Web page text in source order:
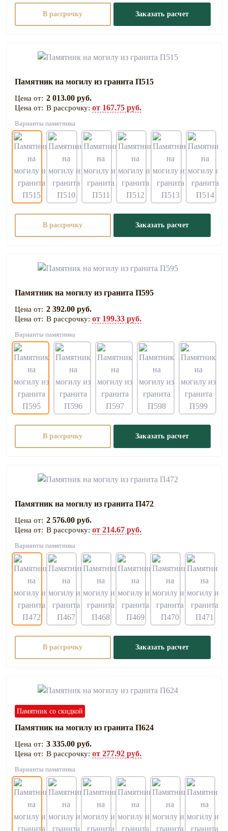
В рассрочку Заказать расчет
Памятник на могилу из гранита П515
2 013.00 руб.
В рассрочку: от 167.75 руб.
Варианты памятника
В рассрочку Заказать расчет
Памятник на могилу из гранита П595
2 392.00 руб.
В рассрочку: от 199.33 руб.
Варианты памятника
В рассрочку Заказать расчет
Памятник на могилу из гранита П472
2 576.00 руб.
В рассрочку: от 214.67 руб.
Варианты памятника
В рассрочку Заказать расчет
Памятник со скидкой
Памятник на могилу из гранита П624
3 335.00 руб.
В рассрочку: от 277.92 руб.
Варианты памятника